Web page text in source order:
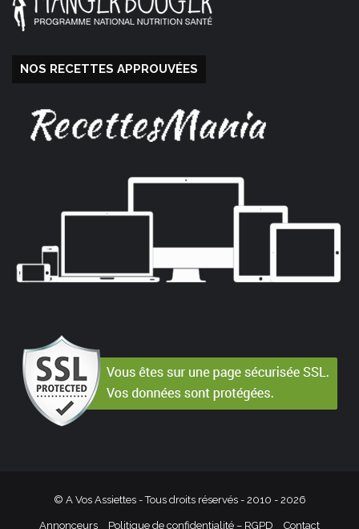
NOS RECETTES APPROUVÉES
© A Vos Assiettes - Tous droits réservés - 2010 - 2026
Annonceurs Politique de confidentialité – RGPD Contact